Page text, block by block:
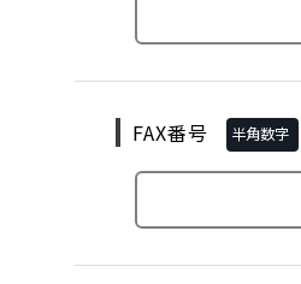
FAX番号 半角数字